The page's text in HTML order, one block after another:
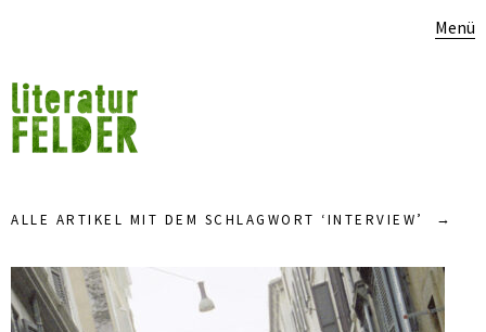
Menü
ALLE ARTIKEL MIT DEM SCHLAGWORT ‘INTERVIEW’